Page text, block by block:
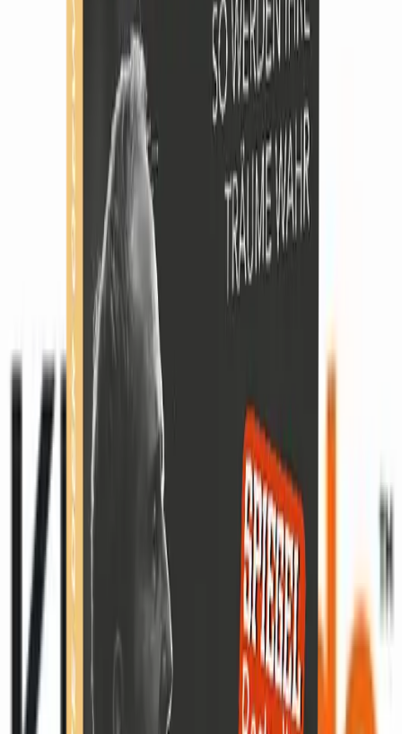
Ressorts
Medien & Marketing
Wirtschaft & Finanzen
Bildung & Karriere
Technik & Digital
Lifestyle & Mode
Anzeige